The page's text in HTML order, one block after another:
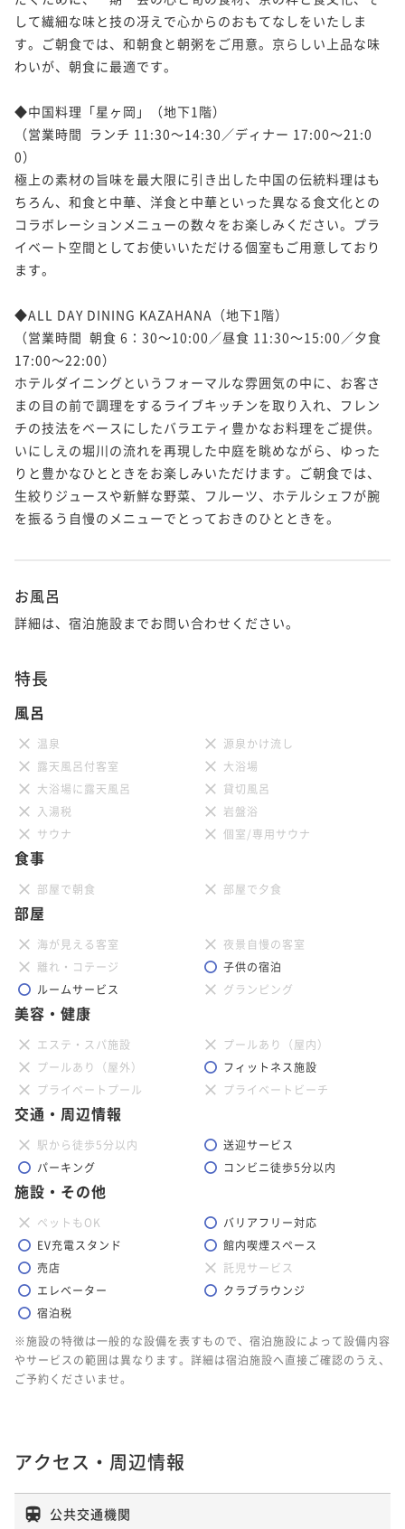
して繊細な味と技の冴えで心からのおもてなしをいたしま
す。ご朝食では、和朝食と朝粥をご用意。京らしい上品な味
わいが、朝食に最適です。
◆中国料理「星ヶ岡」（地下1階）
（営業時間  ランチ 11:30～14:30／ディナー 17:00～21:0
0）
極上の素材の旨味を最大限に引き出した中国の伝統料理はも
ちろん、和食と中華、洋食と中華といった異なる食文化との
コラボレーションメニューの数々をお楽しみください。プラ
イベート空間としてお使いいただける個室もご用意しており
ます。
◆ALL DAY DINING KAZAHANA（地下1階）
（営業時間  朝食 6：30～10:00／昼食 11:30～15:00／夕食
17:00～22:00）
ホテルダイニングというフォーマルな雰囲気の中に、お客さ
まの目の前で調理をするライブキッチンを取り入れ、フレン
チの技法をベースにしたバラエティ豊かなお料理をご提供。
いにしえの堀川の流れを再現した中庭を眺めながら、ゆった
りと豊かなひとときをお楽しみいただけます。ご朝食では、
生絞りジュースや新鮮な野菜、フルーツ、ホテルシェフが腕
を振るう自慢のメニューでとっておきのひとときを。
お風呂
詳細は、宿泊施設までお問い合わせください。
特長
風呂
温泉
源泉かけ流し
露天風呂付客室
大浴場
大浴場に露天風呂
貸切風呂
入湯税
岩盤浴
サウナ
個室/専用サウナ
食事
部屋で朝食 部屋で夕食
部屋
海が見える客室
夜景自慢の客室
離れ・コテージ
子供の宿泊
ルームサービス
グランピング
美容・健康
エステ・スパ施設
プールあり（屋内）
プールあり（屋外）
フィットネス施設
プライベートプール
プライベートビーチ
交通・周辺情報
駅から徒歩5分以内
送迎サービス
パーキング
コンビニ徒歩5分以内
施設・その他
ペットもOK
バリアフリー対応
EV充電スタンド
館内喫煙スペース
売店
託児サービス
エレベーター
クラブラウンジ
宿泊税
※施設の特徴は一般的な設備を表すもので、宿泊施設によって設備内容
やサービスの範囲は異なります。詳細は宿泊施設へ直接ご確認のうえ、
ご予約くださいませ。
アクセス・周辺情報
公共交通機関